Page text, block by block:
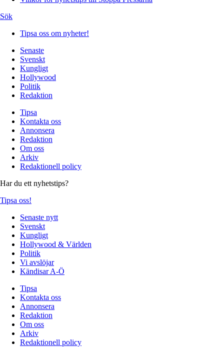
Sök
Tipsa oss om nyheter!
Senaste
Svenskt
Kungligt
Hollywood
Politik
Redaktion
Tipsa
Kontakta oss
Annonsera
Redaktion
Om oss
Arkiv
Redaktionell policy
Har du ett nyhetstips?
Tipsa oss!
Senaste nytt
Svenskt
Kungligt
Hollywood & Världen
Politik
Vi avslöjar
Kändisar A-Ö
Tipsa
Kontakta oss
Annonsera
Redaktion
Om oss
Arkiv
Redaktionell policy